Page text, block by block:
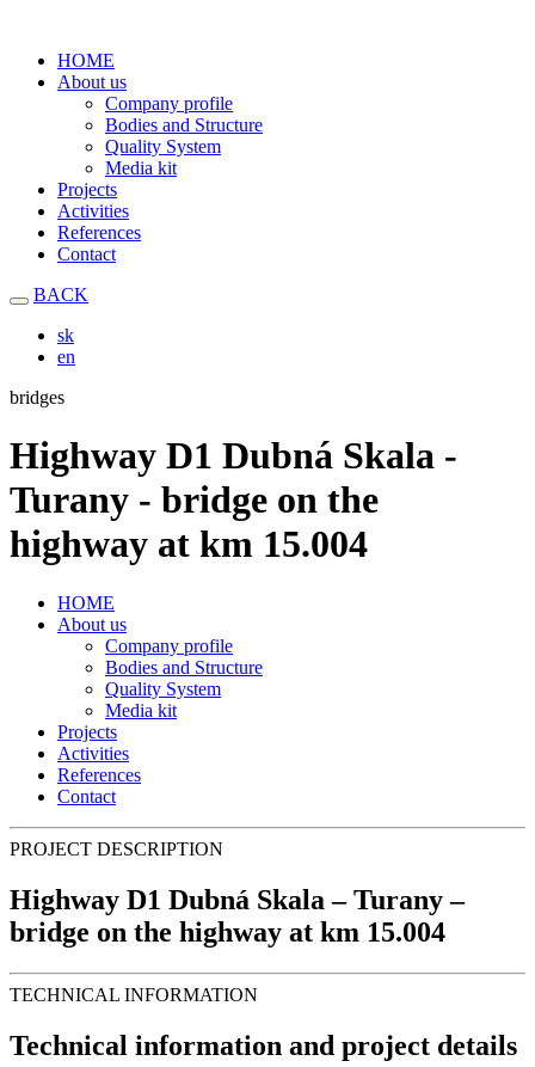
HOME
About us
Company profile
Bodies and Structure
Quality System
Media kit
Projects
Activities
References
Contact
BACK
sk
en
bridges
Highway D1 Dubná Skala -
Turany - bridge on the
highway at km 15.004
HOME
About us
Company profile
Bodies and Structure
Quality System
Media kit
Projects
Activities
References
Contact
PROJECT DESCRIPTION
Highway D1 Dubná Skala – Turany –
bridge on the highway at km 15.004
TECHNICAL INFORMATION
Technical information and project details